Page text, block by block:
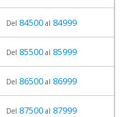
Del 84500al 84999
Del 85500al 85999
Del 86500al 86999
Del 87500al 87999